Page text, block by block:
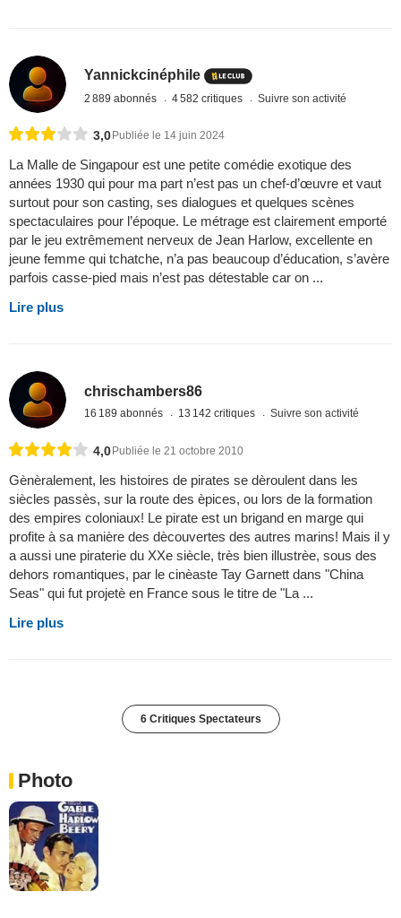
Yannickcinéphile
2 889 abonnés 4 582 critiques Suivre son activité
3,0Publiée le 14 juin 2024
La Malle de Singapour est une petite comédie exotique des
années 1930 qui pour ma part n’est pas un chef-d’œuvre et vaut
surtout pour son casting, ses dialogues et quelques scènes
spectaculaires pour l’époque. Le métrage est clairement emporté
par le jeu extrêmement nerveux de Jean Harlow, excellente en
jeune femme qui tchatche, n’a pas beaucoup d’éducation, s’avère
parfois casse-pied mais n’est pas détestable car on ...
Lire plus
chrischambers86
16 189 abonnés 13 142 critiques Suivre son activité
4,0 Publiée le 21 octobre 2010
Gènèralement, les histoires de pirates se dèroulent dans les
siècles passès, sur la route des èpices, ou lors de la formation
des empires coloniaux! Le pirate est un brigand en marge qui
profite à sa manière des dècouvertes des autres marins! Mais il y
a aussi une piraterie du XXe siècle, très bien illustrèe, sous des
dehors romantiques, par le cinèaste Tay Garnett dans "China
Seas" qui fut projetè en France sous le titre de "La ...
Lire plus
6 Critiques Spectateurs
Photo